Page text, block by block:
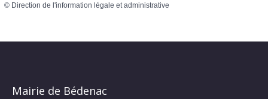
© Direction de l'information légale et administrative
Mairie de Bédenac